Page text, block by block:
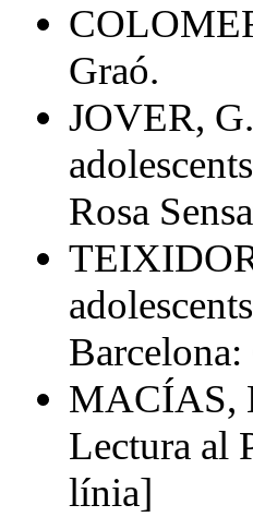
Graó.
JOVER,
Rosa
MACÍAS,
Lectura al
línia]